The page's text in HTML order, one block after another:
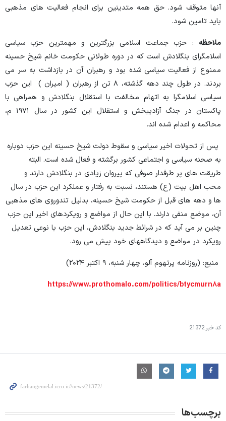
آنها متوقف شود. حق همه متدینین برای انجام فعالیت های مذهبی
باید تامین شود.
ملاحظه : حزب جماعت اسلامی بزرگترین و مهمترین حزب سیاسی
اسلامگرای بنگلادش است که در دوره طولانی حکومت خانم شیخ حسینه
ممنوع از فعالیت سیاسی شده بود و رهبران آن در بازداشت به سر می
بردند. در طول چند دهه گذشته، ۸ تن از رهبران ( امیران ) این حزب
سیاسی اسلامگرا به اتهام مخالفت با استقلال بنگلادش و همراهی با
پاکستان در جنگ آزادیبخش و استقلال این کشور در سال ۱۹۷۱ م،
محاکمه و اعدام شده اند.
پس از تحولات اخیر سیاسی و سقوط دولت شیخ حسینه این حزب دوباره
به صحنه سیاسی و اجتماعی کشور برگشته و فعال شده است. البته
طریقت های پر طرفدار صوفی که پیروان زیادی در بنگلادش دارند و
محب اهل بیت (ع) هستند، نسبت به رفتار و عملکرد این حزب در سال
ها و دهه های قبل از حکومت شیخ حسینه، بدلیل تندوروی های مذهبی
آن، موضع منفی دارند. با این حال از مواضع و رویکردهای اخیر این حزب
چنین بر می آید که در شرائط جدید بنگلادش، این حزب با نوعی تعدیل
رویکرد در مواضع و دیدگاههای خود پیش می رود.
منبع: (روزنامه پرتهوم آلو، چهار شنبه، ۹ اکتبر ۲۰۲۴)
https://www.prothomalo.com/politics/btycmurn۸a
کد خبر21372
برچسب‌ها